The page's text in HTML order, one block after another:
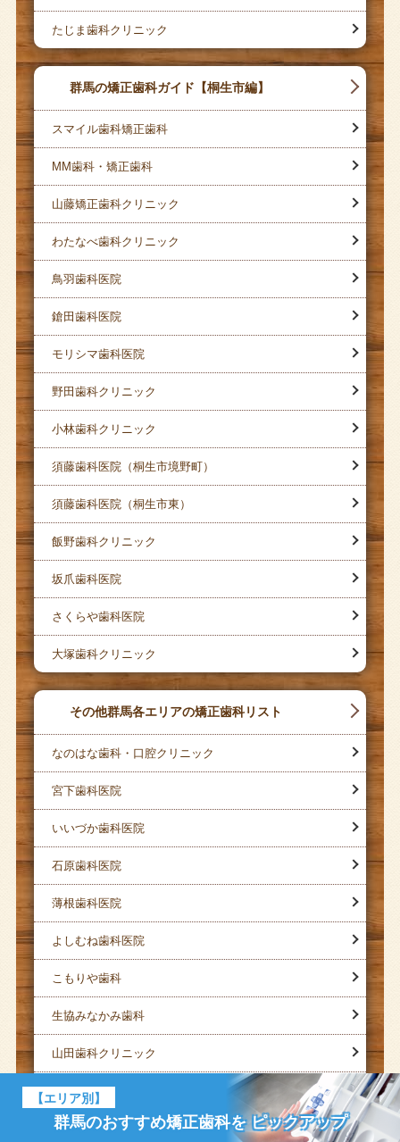
【エリア別】
群馬のおすすめ矯正歯科を ピックアップ
たじま歯科クリニック
群馬の矯正歯科ガイド【桐生市編】
スマイル歯科矯正歯科
MM歯科・矯正歯科
山藤矯正歯科クリニック
わたなべ歯科クリニック
鳥羽歯科医院
鎗田歯科医院
モリシマ歯科医院
野田歯科クリニック
小林歯科クリニック
須藤歯科医院（桐生市境野町）
須藤歯科医院（桐生市東）
飯野歯科クリニック
坂爪歯科医院
さくらや歯科医院
大塚歯科クリニック
その他群馬各エリアの矯正歯科リスト
なのはな歯科・口腔クリニック
宮下歯科医院
いいづか歯科医院
石原歯科医院
薄根歯科医院
よしむね歯科医院
こもりや歯科
生協みなかみ歯科
山田歯科クリニック
医療法人MSO かとう歯科
黒瀬歯科医院